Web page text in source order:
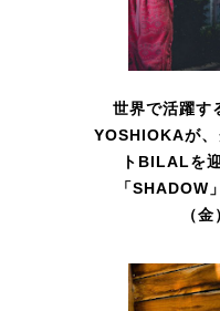
世界で活躍す
YOSHIOKAが
トBILALを
「SHADOW
（